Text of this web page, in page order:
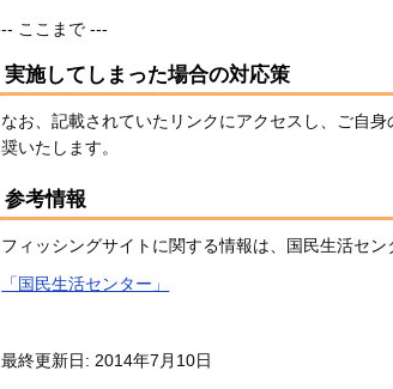
実施してしまった場合の対応策
なお、記載されていたリンクにアクセスし、ご自
奨いたします。
参考情報
フィッシングサイトに関する情報は、国民生活セン
「国民生活センター」
最終更新日: 2014年7月10日